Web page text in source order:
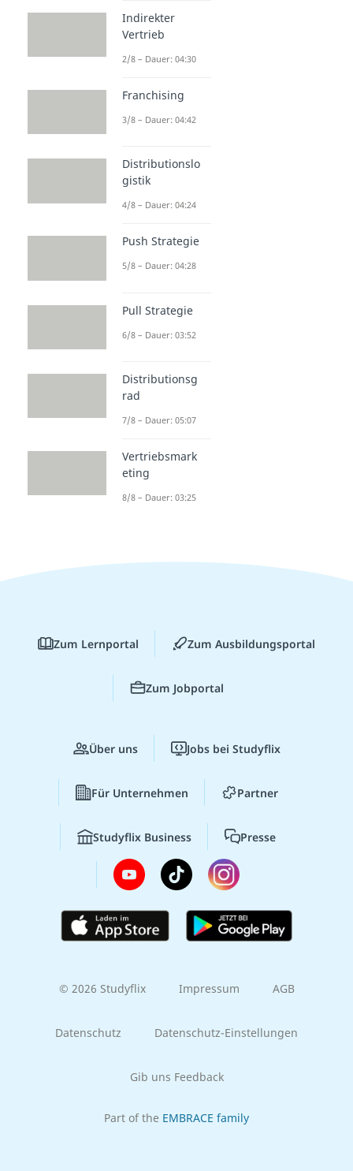
Indirekter
Vertrieb
2/8 – Dauer: 04:30
Franchising
3/8 – Dauer: 04:42
Distributionslo
gistik
4/8 – Dauer: 04:24
Push Strategie
5/8 – Dauer: 04:28
Pull Strategie
6/8 – Dauer: 03:52
Distributionsg
rad
7/8 – Dauer: 05:07
Vertriebsmark
eting
8/8 – Dauer: 03:25
Zum Lernportal Zum Ausbildungsportal
Zum Jobportal
Über uns Jobs bei Studyflix
Für Unternehmen Partner
Studyflix Business Presse
© 2026 Studyflix Impressum AGB
Datenschutz Datenschutz-Einstellungen
Gib uns Feedback
Part of the EMBRACE family